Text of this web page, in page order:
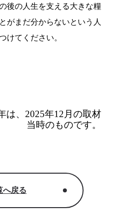
後の人生を支える大きな糧
がまだ分からないという人
けてください。
は、2025年12月の取材
当時のものです。
へ戻る